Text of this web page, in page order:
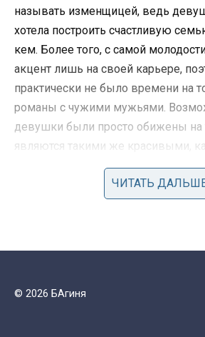
называть изменщицей, ведь
хотела построить счастливую
кем. Более того, с самой
акцент лишь на своей карьере,
практически не было времени на
романы с чужими мужьями.
девушки были просто обижены на
являются такими же красивыми,
ЧИТАТЬ
© 2026 БАгиня